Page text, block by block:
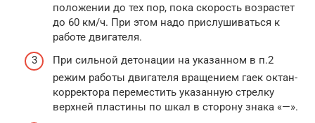
положении до тех пор, пока скорость возрастет
до 60 км/ч. При этом надо прислушиваться к
работе двигателя.
При сильной детонации на указанном в п.2
режим работы двигателя вращением гаек октан-
корректора переместить указанную стрелку
верхней пластины по шкал в сторону знака «—».